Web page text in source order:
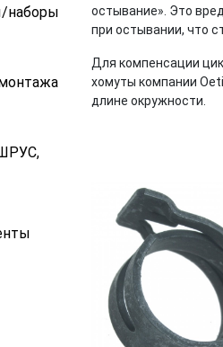
наборы
остывание». Это
при остывании, что
Для компенсации
хомуты компании
длине окружности.